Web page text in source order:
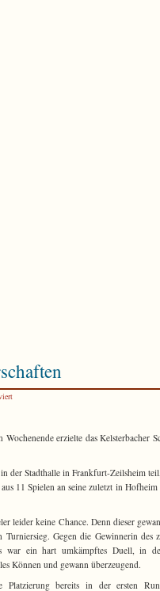
für
bei
Blitzeinzelmeisterschaften
erzielte das Kelsterbacher
der Stadthalle in Frankfurt-Zeilsheim
11 Spielen an seine zuletzt in
leider keine Chance. Denn dieser
Gegen die Gewinnerin des
war ein hart umkämpftes Duell, in
Können und gewann überzeugend.
Platzierung bereits in der ersten